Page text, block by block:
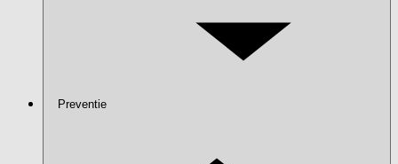
Preventie